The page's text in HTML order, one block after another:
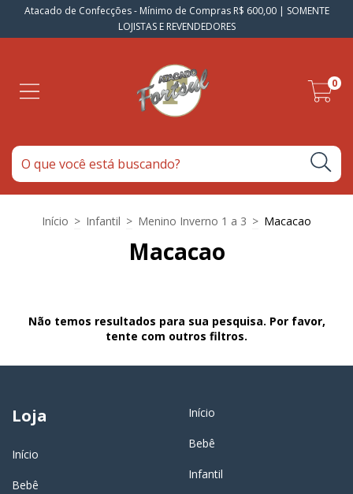
Atacado de Confecções - Mínimo de Compras R$ 600,00 | SOMENTE
LOJISTAS E REVENDEDORES
0
Início > Infantil > Menino Inverno 1 a 3 > Macacao
Macacao
Não temos resultados para sua pesquisa. Por favor,
tente com outros filtros.
Loja
Início
Bebê
Início
Bebê
Infantil